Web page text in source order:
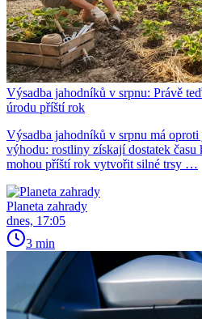
Výsadba jahodníků v srpnu: Právě
úrodu příští rok
Výsadba jahodníků v srpnu má
výhodu: rostliny získají dostatek
mohou příští rok vytvořit silné trsy …
Planeta zahrady
dnes, 17:05
3 min